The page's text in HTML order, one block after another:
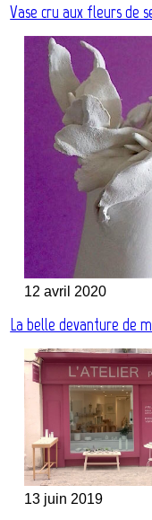
Vase cru aux fleurs de
12 avril 2020
La belle devanture de
13 juin 2019